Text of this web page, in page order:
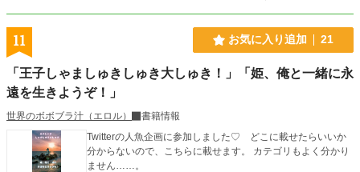
11 お気に入り追加 21
「王子しゃましゅきしゅき大しゅき！」「姫、俺と一緒に永
遠を生きようぞ！」
世界のボボブラ汁（エロル）
書籍情報
Twitterの人魚企画に参加しました♡ どこに載せたらいいか
分からないので、こちらに載せます。 カテゴリもよく分かり
ません……。